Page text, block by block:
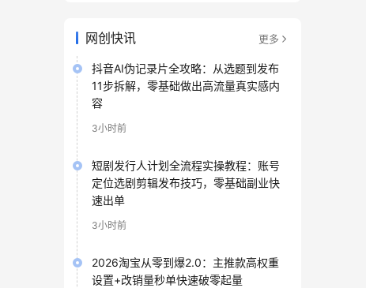
网创快讯 更多
抖音AI伪记录片全攻略：从选题到发布
11步拆解，零基础做出高流量真实感内
容
3小时前
短剧发行人计划全流程实操教程：账号
定位选剧剪辑发布技巧，零基础副业快
速出单
3小时前
2026淘宝从零到爆2.0：主推款高权重
设置+改销量秒单快速破零起量